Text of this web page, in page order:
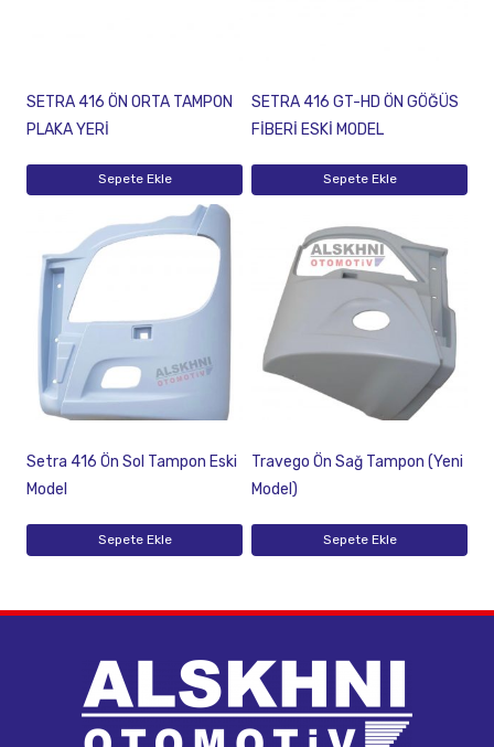
SETRA 416 ÖN ORTA TAMPON
PLAKA YERİ
Sepete Ekle
SETRA 416 GT-HD ÖN GÖĞÜS
FİBERİ ESKİ MODEL
Sepete Ekle
Setra 416 Ön Sol Tampon Eski
Model
Sepete Ekle
Travego Ön Sağ Tampon (Yeni
Model)
Sepete Ekle